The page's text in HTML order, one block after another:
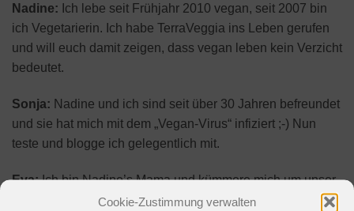
Cookie-Zustimmung verwalten
Nadine: Ich lebe seit Frühjahr 2010 vegan, seit 2007 bin
ich Vegetarierin. Ich habe TerraVeggia ins Leben gerufen
und will euch damit zeigen, dass vegan leben kein Verzicht
bedeutet.
Sonja: Nadine und ich sind seit über 30 Jahren befreundet
und sie hat mich mit dem „Vegan-Virus“ infiziert ;-) Nun
teste und blogge ich gelegentlich mit.
Eva:Ich bin Nadine’s Mama und kümmere mich um unser
Flugpaten-Projekt. Manchmal teste ich auch Produkte oder